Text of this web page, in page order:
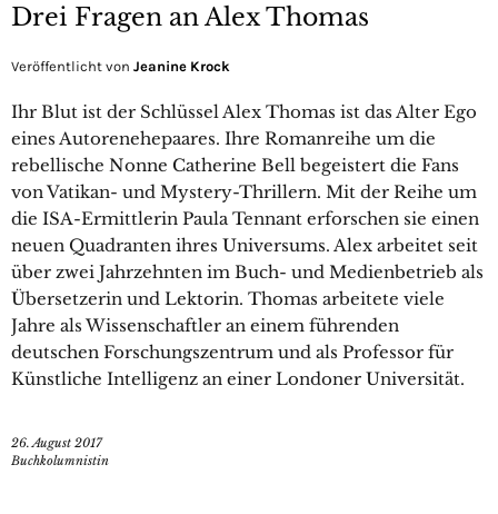
Drei Fragen an Alex Thomas
Veröffentlicht von Jeanine Krock
Ihr Blut ist der Schlüssel Alex Thomas ist das Alter Ego
eines Autorenehepaares. Ihre Romanreihe um die
rebellische Nonne Catherine Bell begeistert die Fans
von Vatikan- und Mystery-Thrillern. Mit der Reihe um
die ISA-Ermittlerin Paula Tennant erforschen sie einen
neuen Quadranten ihres Universums. Alex arbeitet seit
über zwei Jahrzehnten im Buch- und Medienbetrieb als
Übersetzerin und Lektorin. Thomas arbeitete viele
Jahre als Wissenschaftler an einem führenden
deutschen Forschungszentrum und als Professor für
Künstliche Intelligenz an einer Londoner Universität.
26. August 2017
Buchkolumnistin